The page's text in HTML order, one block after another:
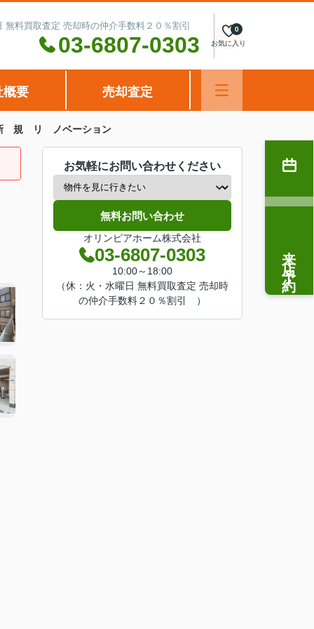
料買取査定 売却時の仲介手数料２０％割引
03-6807-0303 お気に入り
0
概要 売却査定
規 リ ノベーション
お気軽にお問い合わせください
無料お問い合わせ
オリンピアホーム株式会社
03-6807-0303
10:00～18:00
（休：火・水曜日 無料買取査定 売却時
の仲介手数料２０％割引 ）
来店予約